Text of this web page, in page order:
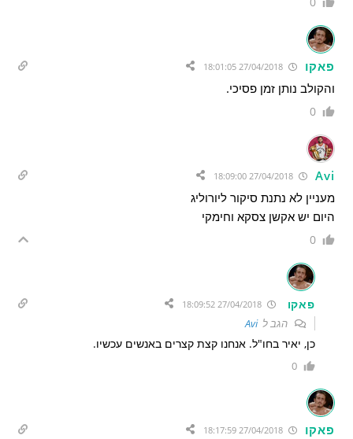
פאקו 27/04/2018 18:01:05
והקולב נותן זמן פסיכי.
0
Avi
מעניין לא נתנת סיקור ליורוליג
היום יש אקשן צסקא וחימקי
0
פאקו 27/04/2018 18:09:52
הגב לAvi
כן, יאיר בחו"ל. אנחנו קצת קצרים באנשים עכשיו.
0
פאקו 27/04/2018 18:17:59